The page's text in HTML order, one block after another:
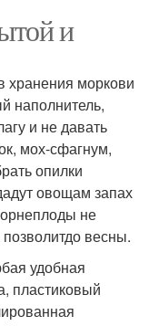
и
хранения моркови
наполнитель,
и не давать
мох-сфагнум,
опилки
овощам запах
не
позволитдо весны.
удобная
пластиковый